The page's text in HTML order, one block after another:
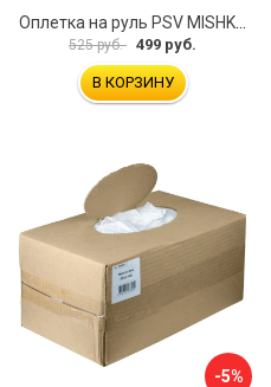
525 руб. 499 руб.
В КОРЗИНУ
-5%